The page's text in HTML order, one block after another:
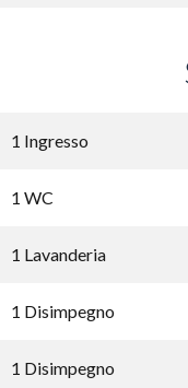
1 Ingresso
1 WC
1 Lavanderia
1 Disimpegno
1 Disimpegno